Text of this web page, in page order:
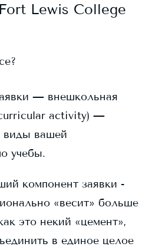
Fort Lewis College
— внешкольная
activity) —
виды вашей
учебы.
компонент заявки -
«весит» больше
это некий «цемент»,
в единое целое